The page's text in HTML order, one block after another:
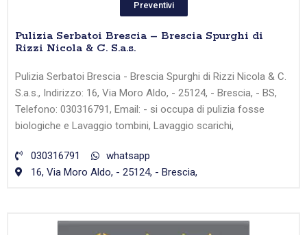
Preventivi
Pulizia Serbatoi Brescia – Brescia Spurghi di
Rizzi Nicola & C. S.a.s.
Pulizia Serbatoi Brescia - Brescia Spurghi di Rizzi Nicola & C.
S.a.s., Indirizzo: 16, Via Moro Aldo, - 25124, - Brescia, - BS,
Telefono: 030316791, Email: - si occupa di pulizia fosse
biologiche e Lavaggio tombini, Lavaggio scarichi,
030316791
whatsapp
16, Via Moro Aldo, - 25124, - Brescia,